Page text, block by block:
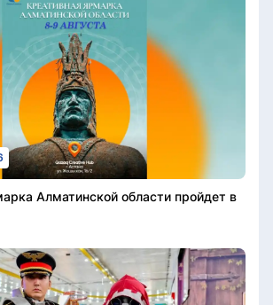
Алматинской области пройдет в